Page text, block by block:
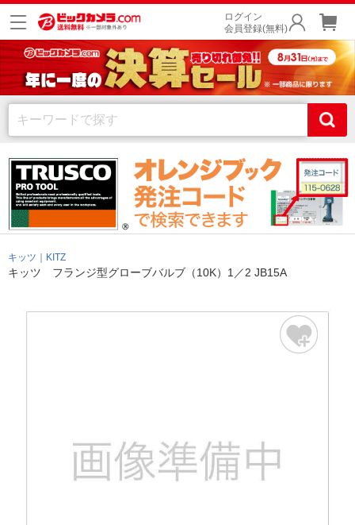
ログイン
会員登録(無料)
キッツ｜KITZ
キッツ フランジ型グローブバルブ（10K）1／2 JB15A